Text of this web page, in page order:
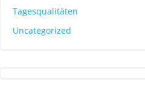
Tagesqualitäten
Uncategorized